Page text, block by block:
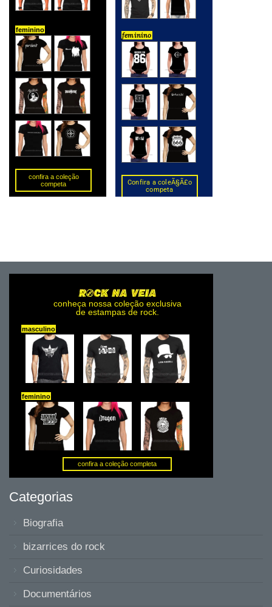
Categorias
Biografia
bizarrices do rock
Curiosidades
Documentários